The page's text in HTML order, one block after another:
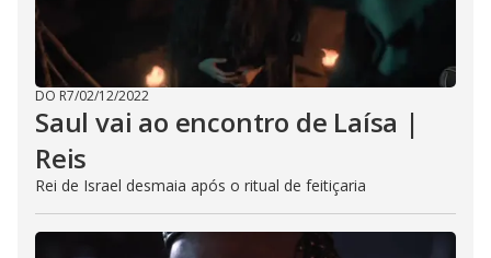
DO R7/02/12/2022
Saul vai ao encontro de Laísa |
Reis
Rei de Israel desmaia após o ritual de feitiçaria